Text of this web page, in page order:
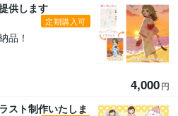
供します
定期購入可
品！
4,000円
スト制作いたしま